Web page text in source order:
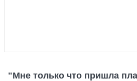
"Мне только что пришла